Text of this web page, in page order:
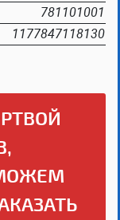
781101001
1177847118130